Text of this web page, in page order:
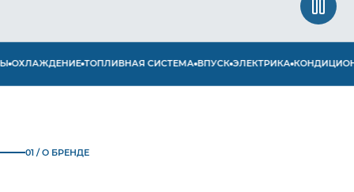
ТОПЛИВНАЯ СИСТЕМА ВПУСК ЭЛЕКТРИКА
01 / О БРЕНДЕ